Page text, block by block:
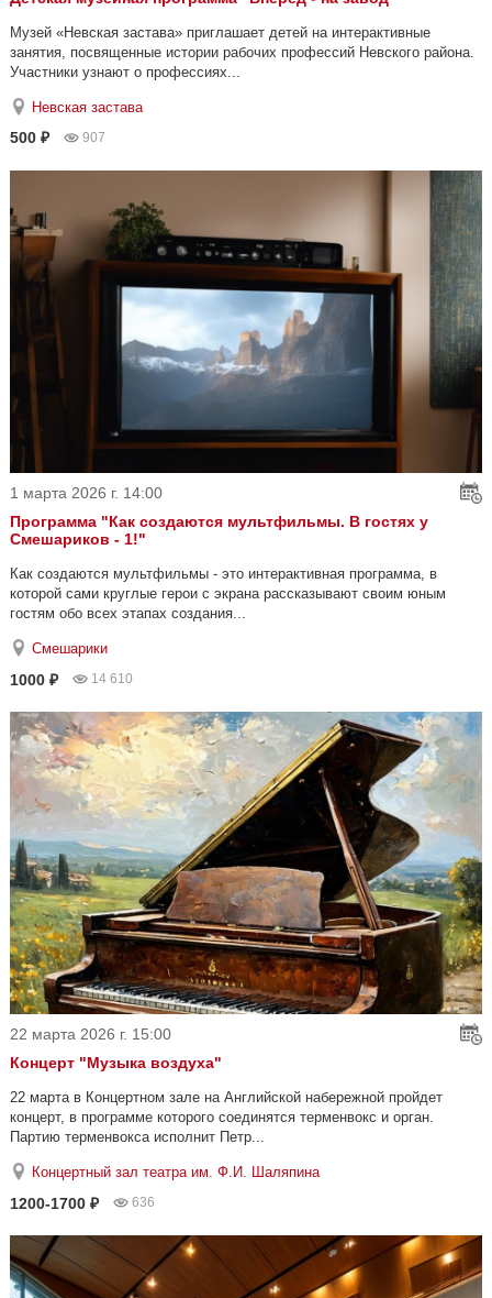
Музей «Невская застава» приглашает детей на интерактивные
занятия, посвященные истории рабочих профессий Невского района.
Участники узнают о профессиях...
Невская застава
500 ₽ 907
1 марта 2026 г. 14:00
Программа "Как создаются мультфильмы. В гостях у
Смешариков - 1!"
Как создаются мультфильмы - это интерактивная программа, в
которой сами круглые герои с экрана рассказывают своим юным
гостям обо всех этапах создания...
Смешарики
1000 ₽ 14 610
22 марта 2026 г. 15:00
Концерт "Музыка воздуха"
22 марта в Концертном зале на Английской набережной пройдет
концерт, в программе которого соединятся терменвокс и орган.
Партию терменвокса исполнит Петр...
Концертный зал театра им. Ф.И. Шаляпина
1200-1700 ₽ 636